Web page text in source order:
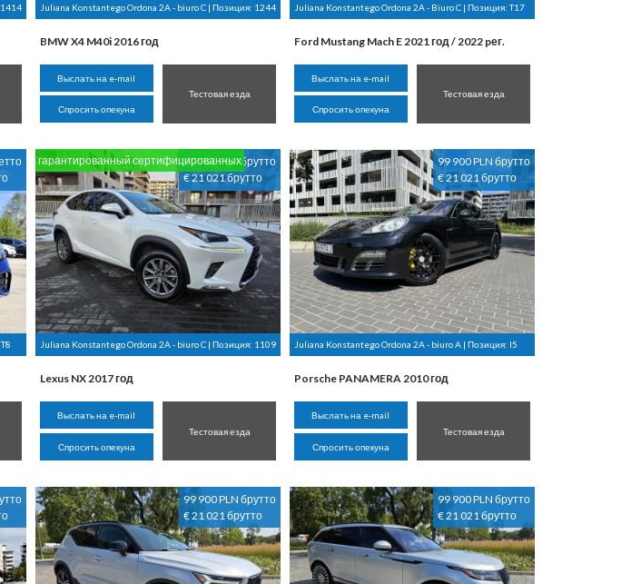
1414 Juliana Konstantego Ordona 2A - biuro C | Позиция: 1244
BMW X4 M40i 2016 год
Выслать на e-mail
Спросить опекуна
Тестовая езда
Juliana Konstantego Ordona 2A - Biuro C | Позиция:T17
Ford Mustang Mach E 2021 год / 2022 pег.
Выслать на e-mail
Спросить опекуна
Тестовая езда
T8
99 900 PLN брутто
€ 21 021 брутто
гарантированный сертифицированных
Juliana Konstantego Ordona 2A - biuro C | Позиция: 1109
Lexus NX 2017 год
Выслать на e-mail
Спросить опекуна
Тестовая езда
99 900 PLN брутто
€ 21 021 брутто
Juliana Konstantego Ordona 2A - biuro A | Позиция: I5
Porsche PANAMERA 2010 год
Выслать на e-mail
Спросить опекуна
Тестовая езда
99 900 PLN брутто
€ 21 021 брутто
99 900 PLN брутто
€ 21 021 брутто